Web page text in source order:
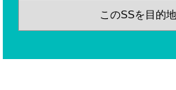
このSSを目的